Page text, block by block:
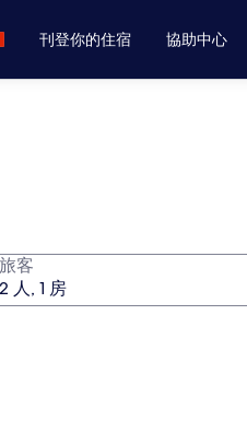
刊登你的住宿 協助中心
旅客